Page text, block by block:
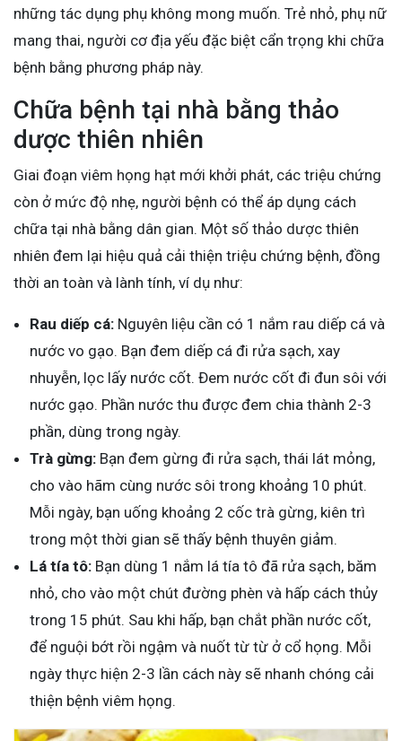
những tác dụng phụ không mong muốn. Trẻ nhỏ, phụ nữ
mang thai, người cơ địa yếu đặc biệt cẩn trọng khi chữa
bệnh bằng phương pháp này.
Chữa bệnh tại nhà bằng thảo
dược thiên nhiên
Giai đoạn viêm họng hạt mới khởi phát, các triệu chứng
còn ở mức độ nhẹ, người bệnh có thể áp dụng cách
chữa tại nhà bằng dân gian. Một số thảo dược thiên
nhiên đem lại hiệu quả cải thiện triệu chứng bệnh, đồng
thời an toàn và lành tính, ví dụ như:
Rau diếp cá: Nguyên liệu cần có 1 nắm rau diếp cá và
nước vo gạo. Bạn đem diếp cá đi rửa sạch, xay
nhuyễn, lọc lấy nước cốt. Đem nước cốt đi đun sôi với
nước gạo. Phần nước thu được đem chia thành 2-3
phần, dùng trong ngày.
Trà gừng: Bạn đem gừng đi rửa sạch, thái lát mỏng,
cho vào hãm cùng nước sôi trong khoảng 10 phút.
Mỗi ngày, bạn uống khoảng 2 cốc trà gừng, kiên trì
trong một thời gian sẽ thấy bệnh thuyên giảm.
Lá tía tô: Bạn dùng 1 nắm lá tía tô đã rửa sạch, băm
nhỏ, cho vào một chút đường phèn và hấp cách thủy
trong 15 phút. Sau khi hấp, bạn chắt phần nước cốt,
để nguội bớt rồi ngậm và nuốt từ từ ở cổ họng. Mỗi
ngày thực hiện 2-3 lần cách này sẽ nhanh chóng cải
thiện bệnh viêm họng.